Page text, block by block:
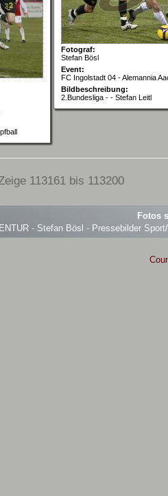
Fotograf:
Stefan Bösl
Event:
FC Ingolstadt 04 - Alemannia
Bildbeschreibung:
2.Bundesliga - - Stefan Leitl
113161 bis 113200
Fotos
- Stefan Bösl - Pressebilder